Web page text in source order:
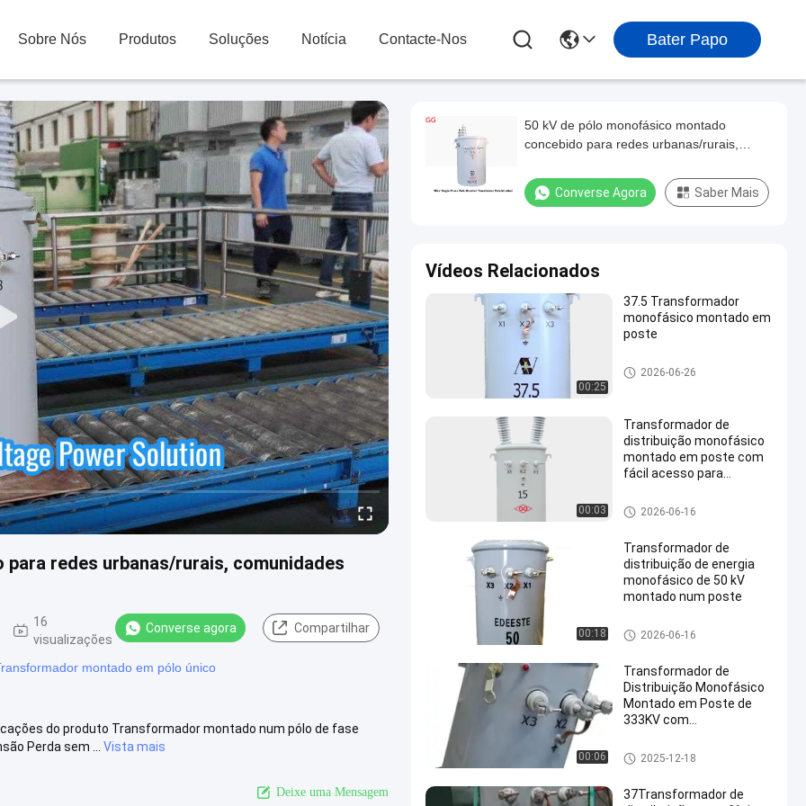
Sobre Nós Produtos Soluções Notícia Contacte-Nos Bater Papo
redes urbanas/rurais, comunidades
16
visualizações
Converse agora Compartilhar
montado em pólo único
do produto Transformador montado num pólo de fase
Perda sem ...
Vista mais
Deixe uma Mensagem
50 kV de pólo monofásico montado
concebido para redes urbanas/rurais,
Converse Agora Saber Mais
Vídeos Relacionados
00:25
37.5 Transformador
monofásico montado em
poste
Transformador de distribuiçã
o montado num pólo de fase
2026-06-26
00:03
Transformador de
distribuição monofásico
montado em poste com
fácil acesso para
garantir fornecimento
contínuo de energia
Transformador de distribuiçã
o montado num pólo de fase
2026-06-16
00:18
Transformador de
distribuição de energia
monofásico de 50 kV
montado num poste
Transformador de distribuiçã
o montado num pólo de fase
2026-06-16
00:06
Transformador de
Distribuição Monofásico
Montado em Poste de
333KV com
Cobre e Alumínio
Transformador de distribuiçã
o montado num pólo de fase
2025-12-18
37Transformador de